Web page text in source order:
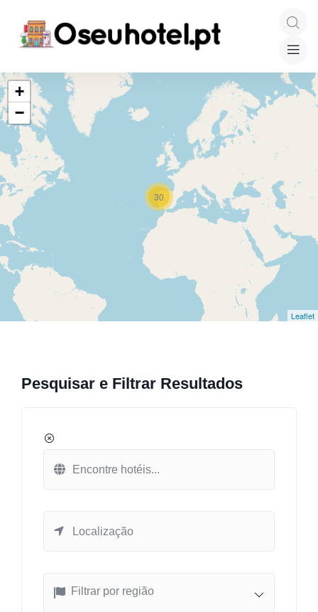
30
+
−
Leaflet
Pesquisar e Filtrar Resultados
Filtrar por região